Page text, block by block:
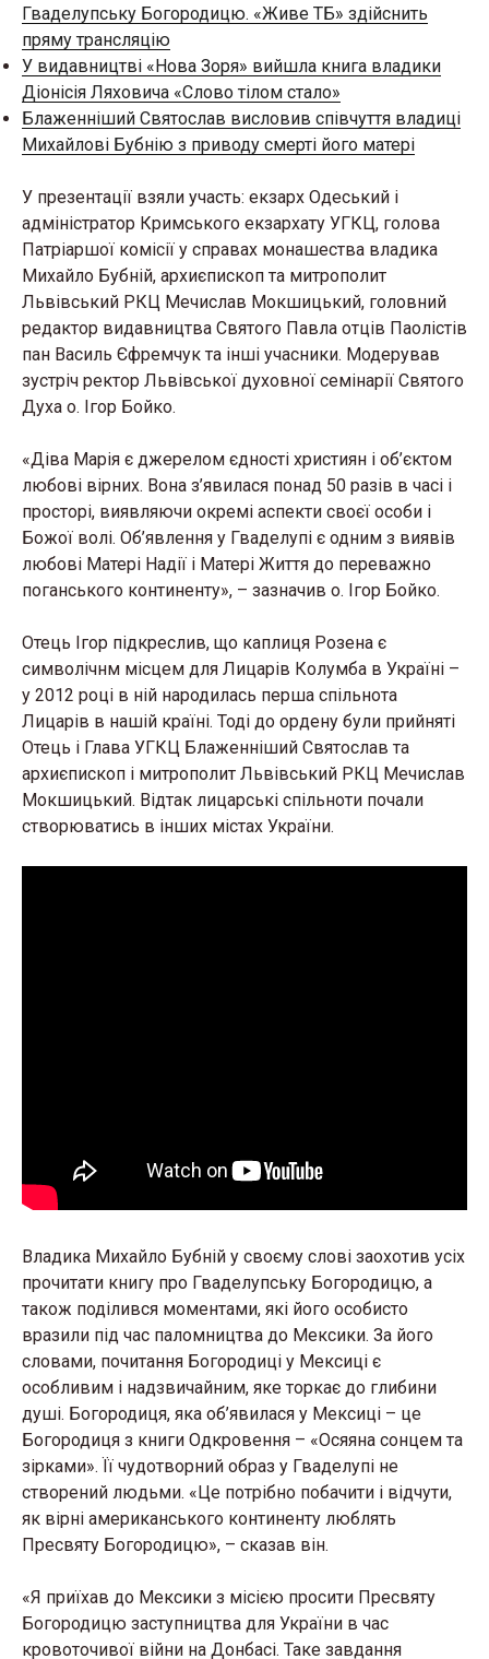
Гваделупську Богородицю. «Живе ТБ» здійснить
пряму трансляцію
У видавництві «Нова Зоря» вийшла книга владики
Діонісія Ляховича «Слово тілом стало»
Блаженніший Святослав висловив співчуття владиці
Михайлові Бубнію з приводу смерті його матері
У презентації взяли участь: екзарх Одеський і
адміністратор Кримського екзархату УГКЦ, голова
Патріаршої комісії у справах монашества владика
Михайло Бубній, архиєпископ та митрополит
Львівський РКЦ Мечислав Мокшицький, головний
редактор видавництва Святого Павла отців Паолістів
пан Василь Єфремчук та інші учасники. Модерував
зустріч ректор Львівської духовної семінарії Святого
Духа о. Ігор Бойко.
«Діва Марія є джерелом єдності християн і об’єктом
любові вірних. Вона з’явилася понад 50 разів в часі і
просторі, виявляючи окремі аспекти своєї особи і
Божої волі. Об’явлення у Гваделупі є одним з виявів
любові Матері Надії і Матері Життя до переважно
поганського континенту», – зазначив о. Ігор Бойко.
Отець Ігор підкреслив, що каплиця Розена є
символічнм місцем для Лицарів Колумба в Україні –
у 2012 році в ній народилась перша спільнота
Лицарів в нашій країні. Тоді до ордену були прийняті
Отець і Глава УГКЦ Блаженніший Святослав та
архиєпископ і митрополит Львівський РКЦ Мечислав
Мокшицький. Відтак лицарські спільноти почали
створюватись в інших містах України.
Владика Михайло Бубній у своєму слові заохотив усіх
прочитати книгу про Гваделупську Богородицю, а
також поділився моментами, які його особисто
вразили під час паломництва до Мексики. За його
словами, почитання Богородиці у Мексиці є
особливим і надзвичайним, яке торкає до глибини
душі. Богородиця, яка об’явилася у Мексиці – це
Богородиця з книги Одкровення – «Осяяна сонцем та
зірками». Її чудотворний образ у Гваделупі не
створений людьми. «Це потрібно побачити і відчути,
як вірні американського континенту люблять
Пресвяту Богородицю», – сказав він.
«Я приїхав до Мексики з місією просити Пресвяту
Богородицю заступництва для України в час
кровоточивої війни на Донбасі. Таке завдання